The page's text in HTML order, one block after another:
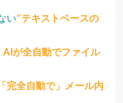
い”テキストベースの
AIが全自動でファイル
「完全自動で」メール内